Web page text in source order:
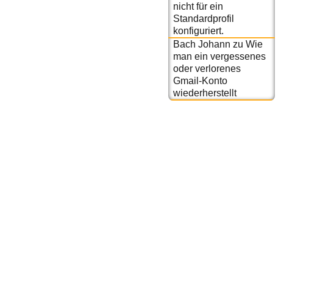
nicht für ein
Standardprofil
konfiguriert.
Bach Johann zu Wie
man ein vergessenes
oder verlorenes
Gmail-Konto
wiederherstellt